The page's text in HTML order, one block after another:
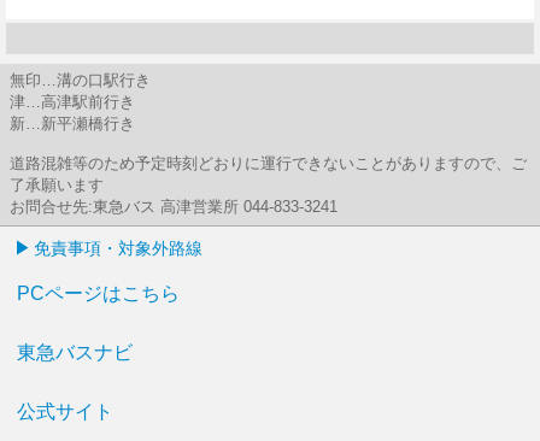
0分はつ9分はつ20分はつ29分はつ40分はつ49分はつ
無印…溝の口駅行き
津…高津駅前行き
新…新平瀬橋行き
道路混雑等のため予定時刻どおりに運行できないことがありますので、ご
了承願います
お問合せ先:東急バス 高津営業所 044-833-3241
免責事項・対象外路線
PCページはこちら
東急バスナビ
公式サイト